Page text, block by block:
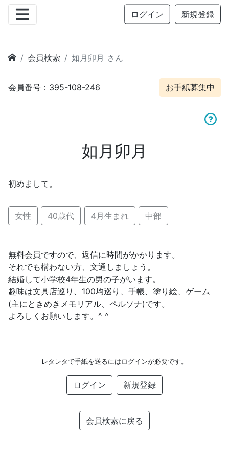
ログイン 新規登録
会員検索 如月卯月 さん
会員番号：395-108-246 お手紙募集中
如月卯月
初めまして。
女性 40歳代 4月生まれ 中部
無料会員ですので、返信に時間がかかります。
それでも構わない方、文通しましょう。
結婚して小学校4年生の男の子がいます。
趣味は文具店巡り、100均巡り、手帳、塗り絵、ゲーム
(主にときめきメモリアル、ペルソナ)です。
よろしくお願いします。^ ^
レタレタで手紙を送るにはログインが必要です。
ログイン 新規登録
会員検索に戻る